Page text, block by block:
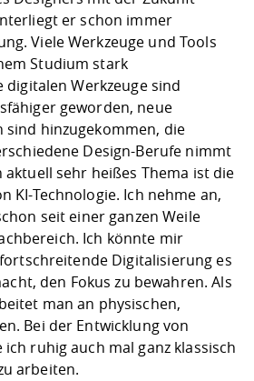
er schon immer
Viele Werkzeuge und Tools
Studium stark
Werkzeuge sind
geworden, neue
sind hinzugekommen, die
Design-Berufe nimmt
aktuell sehr heißes Thema ist die
KI-Technologie. Ich nehme an,
seit einer ganzen Weile
Ich könnte mir
Digitalisierung es
den Fokus zu bewahren. Als
man an physischen,
Bei der Entwicklung von
ruhig auch mal ganz klassisch
arbeiten.